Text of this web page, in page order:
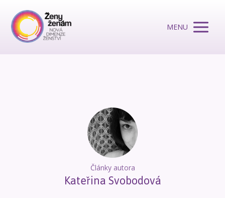
MENU
Články autora
Kateřina Svobodová